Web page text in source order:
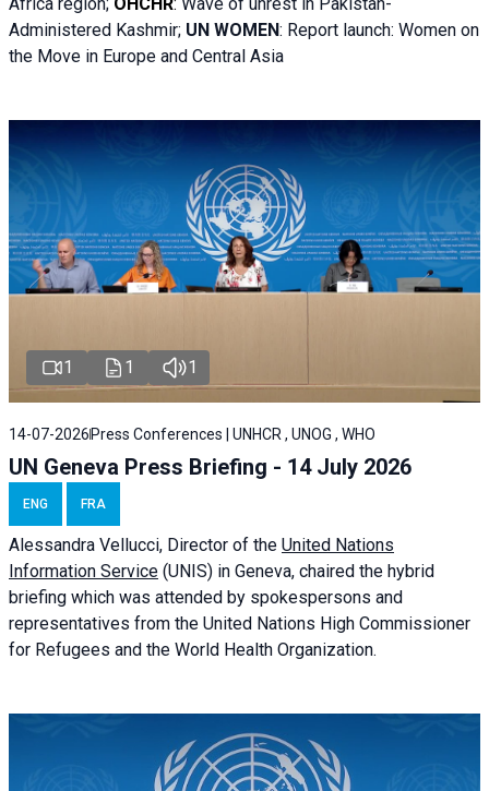
Administered Kashmir; UN WOMEN: Report launch: Women on
the Move in Europe and Central Asia
1 1 1
14-07-2026 Press Conferences | UNHCR , UNOG , WHO
UN Geneva Press Briefing - 14 July 2026
ENG FRA
Alessandra Vellucci, Director of the United Nations
Information Service (UNIS) in Geneva, chaired the hybrid
briefing which was attended by spokespersons and
representatives from the United Nations High Commissioner
for Refugees and the World Health Organization.